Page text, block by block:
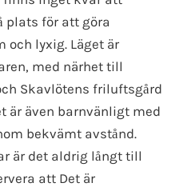
plats för att göra
och lyxig. Läget är
med närhet till
Skavlötens friluftsgård
är även barnvänligt med
bekvämt avstånd.
är det aldrig långt till
att Det är